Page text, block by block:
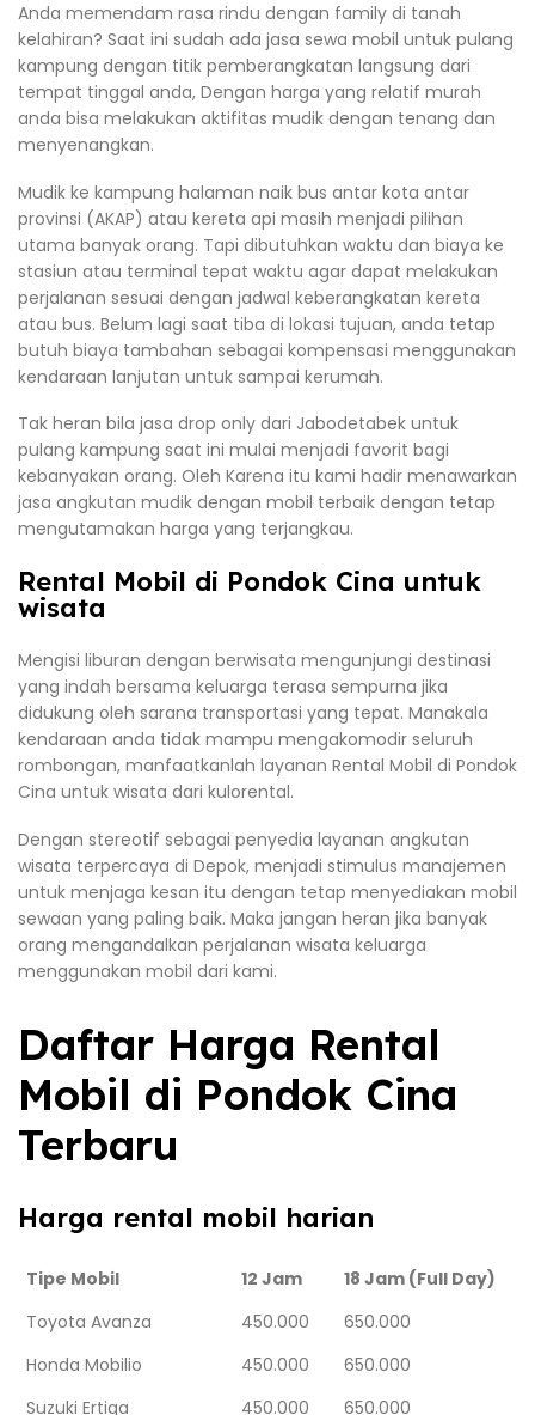
Anda memendam rasa rindu dengan family di tanah
kelahiran? Saat ini sudah ada jasa sewa mobil untuk pulang
kampung dengan titik pemberangkatan langsung dari
tempat tinggal anda, Dengan harga yang relatif murah
anda bisa melakukan aktifitas mudik dengan tenang dan
menyenangkan.
Mudik ke kampung halaman naik bus antar kota antar
provinsi (AKAP) atau kereta api masih menjadi pilihan
utama banyak orang. Tapi dibutuhkan waktu dan biaya ke
stasiun atau terminal tepat waktu agar dapat melakukan
perjalanan sesuai dengan jadwal keberangkatan kereta
atau bus. Belum lagi saat tiba di lokasi tujuan, anda tetap
butuh biaya tambahan sebagai kompensasi menggunakan
kendaraan lanjutan untuk sampai kerumah.
Tak heran bila jasa drop only dari Jabodetabek untuk
pulang kampung saat ini mulai menjadi favorit bagi
kebanyakan orang. Oleh Karena itu kami hadir menawarkan
jasa angkutan mudik dengan mobil terbaik dengan tetap
mengutamakan harga yang terjangkau.
Rental Mobil di Pondok Cina untuk
wisata
Mengisi liburan dengan berwisata mengunjungi destinasi
yang indah bersama keluarga terasa sempurna jika
didukung oleh sarana transportasi yang tepat. Manakala
kendaraan anda tidak mampu mengakomodir seluruh
rombongan, manfaatkanlah layanan Rental Mobil di Pondok
Cina untuk wisata dari kulorental.
Dengan stereotif sebagai penyedia layanan angkutan
wisata terpercaya di Depok, menjadi stimulus manajemen
untuk menjaga kesan itu dengan tetap menyediakan mobil
sewaan yang paling baik. Maka jangan heran jika banyak
orang mengandalkan perjalanan wisata keluarga
menggunakan mobil dari kami.
Daftar Harga Rental
Mobil di Pondok Cina
Terbaru
Harga rental mobil harian
Tipe Mobil 12 Jam
18 Jam (Full Day)
Toyota Avanza
450.000
650.000
Honda Mobilio
450.000
650.000
Suzuki Ertiga
450.000 650.000